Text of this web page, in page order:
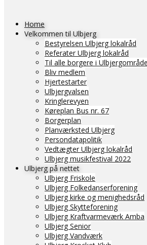
Home
Velkommen til Ulbjerg
Bestyrelsen Ulbjerg lokalråd
Referater Ulbjerg lokalråd
Til alle borgere i
Bliv medlem
Hjertestarter
Ulbjergvalsen
Kringlerevyen
Køreplan Bus nr. 67
Borgerplan
Planværksted Ulbjerg
Persondatapolitik
Vedtægter Ulbjerg lokalråd
Ulbjerg musikfestival 2022
Ulbjerg på nettet
Ulbjerg Friskole
Ulbjerg Folkedanserforening
Ulbjerg kirke og menighedsråd
Ulbjerg Skytteforening
Ulbjerg Kraftvarmeværk Amba
Ulbjerg Senior
Ulbjerg Vandværk